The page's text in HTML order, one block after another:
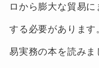
ロから膨大な貿易
する必要がありま
易実務の本を読み